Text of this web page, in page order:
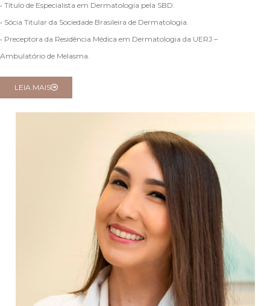
• Título de Especialista em Dermatologia pela SBD.
• Sócia Titular da Sociedade Brasileira de Dermatologia.
• Preceptora da Residência Médica em Dermatologia da UERJ –
Ambulatório de Melasma.
LEIA MAIS